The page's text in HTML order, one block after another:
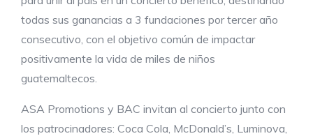
todas sus ganancias a 3 fundaciones por tercer año
consecutivo, con el objetivo común de impactar
positivamente la vida de miles de niños
guatemaltecos.
ASA Promotions y BAC invitan al concierto junto con
los patrocinadores: Coca Cola, McDonald’s, Luminova,